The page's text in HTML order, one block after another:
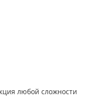
любой сложности